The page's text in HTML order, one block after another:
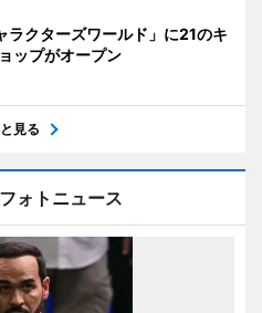
ラクターズワールド」に21のキ
ップがオープン
見る
ォトニュース